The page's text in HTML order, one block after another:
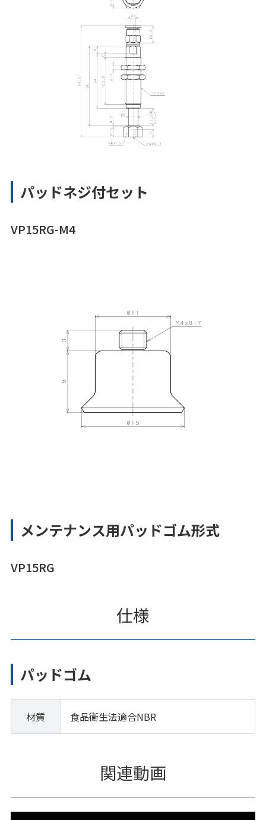
パッドネジ付セット
VP15RG-M4
メンテナンス用パッドゴム形式
VP15RG
仕様
パッドゴム
材質 食品衛生法適合NBR
関連動画